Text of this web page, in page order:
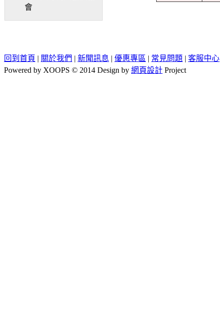
會
回到首頁 | 關於我們 | 新聞訊息 | 優惠專區 | 常見問題 | 客服中心
Powered by XOOPS © 2014 Design by 網頁設計 Project